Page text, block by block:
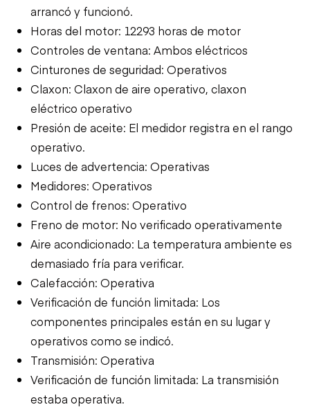
arrancó y funcionó.
Horas del motor: 12293 horas de motor
Controles de ventana: Ambos eléctricos
Cinturones de seguridad: Operativos
Claxon: Claxon de aire operativo, claxon
eléctrico operativo
Presión de aceite: El medidor registra en el rango
operativo.
Luces de advertencia: Operativas
Medidores: Operativos
Control de frenos: Operativo
Freno de motor: No verificado operativamente
Aire acondicionado: La temperatura ambiente es
demasiado fría para verificar.
Calefacción: Operativa
Verificación de función limitada: Los
componentes principales están en su lugar y
operativos como se indicó.
Transmisión: Operativa
Verificación de función limitada: La transmisión
estaba operativa.